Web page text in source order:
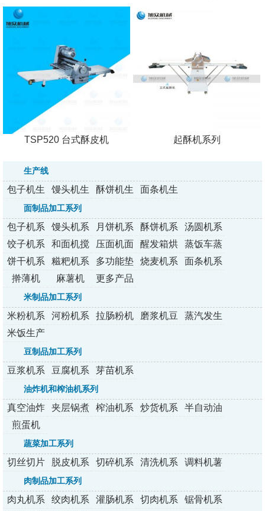
TSP520 台式酥皮机 起酥机系列
生产线
包子机生
产线
馒头机生
产线
酥饼机生
面条机生
面制品加工系列
包子机系
列
馒头机系
列
月饼机系
列
酥饼机系
列
汤圆机系
列
饺子机系
列
和面机搅
拌机
压面机面
条机
醒发箱烘
烤炉
蒸饭车蒸
包炉
饼干机系
列
糍粑机系
列
多功能垫
纸机
烧麦机系
面条机系
擀薄机 麻薯机 更多产品
米制品加工系列
米粉机系
列
河粉机系
拉肠粉机
磨浆机豆
蒸汽发生
米饭生产
线
豆制品加工系列
豆浆机系
列
豆腐机系
列
芽苗机系
油炸机和榨油机系列
真空油炸
机
夹层锅煮
榨油机系
炒货机系
半自动油
煎蛋机
蔬菜加工系列
切丝切片
切丁机
脱皮机系
列
切碎机系
清洗机系
调料机薯
肉制品加工系列
肉丸机系
绞肉机系
灌肠机系
切肉机系
锯骨机系